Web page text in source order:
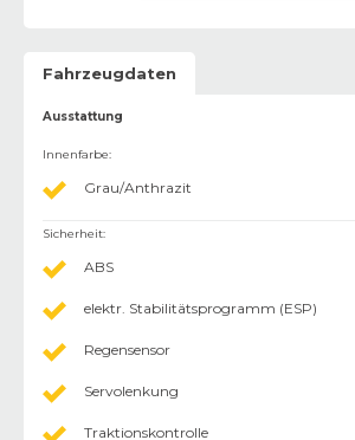
Fahrzeugdaten
Ausstattung
Innenfarbe:
Grau/Anthrazit
Sicherheit:
ABS
elektr. Stabilitätsprogramm (ESP)
Regensensor
Servolenkung
Traktionskontrolle